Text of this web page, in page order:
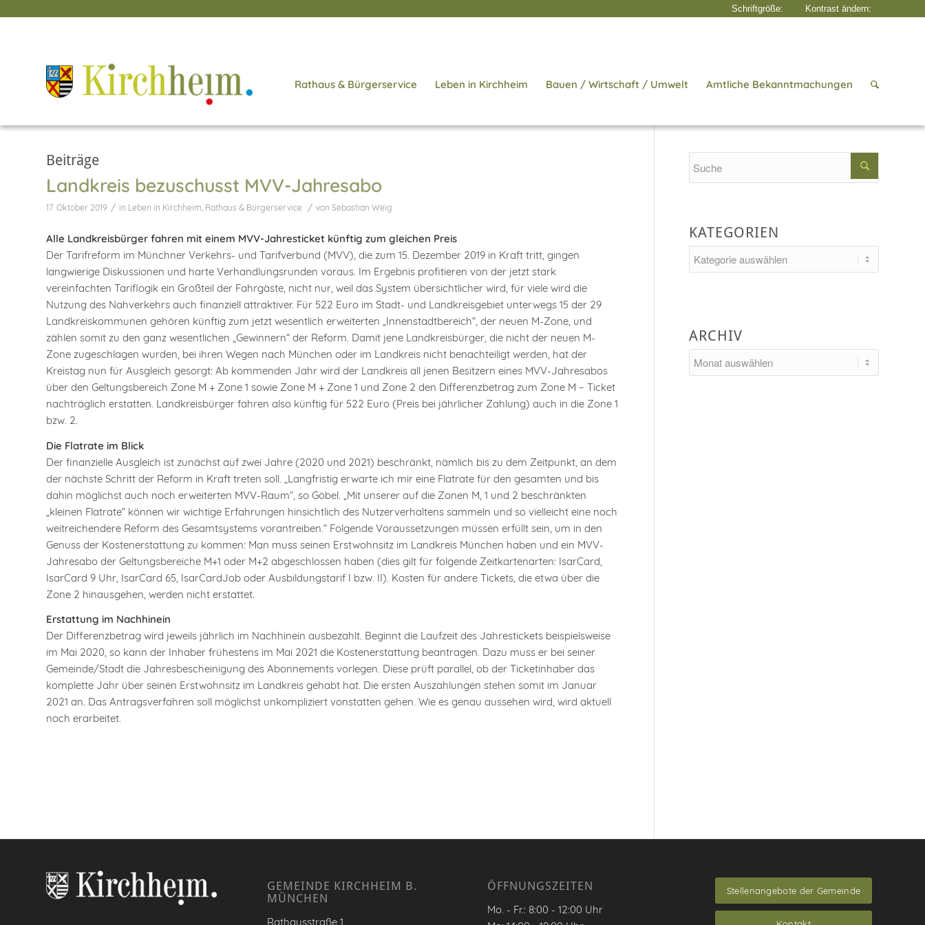
Rathaus & Bürgerservice Leben in Kirchheim Bauen / Wirtschaft / Umwelt Amtliche Bekanntmachungen
Beiträge
Landkreis bezuschusst MVV-Jahresabo
17. Oktober 2019 / in Leben in Kirchheim, Rathaus & Bürgerservice / von Sebastian Weig
Alle Landkreisbürger fahren mit einem MVV-Jahresticket künftig zum gleichen Preis
Der Tarifreform im Münchner Verkehrs- und Tarifverbund (MVV), die zum 15. Dezember 2019 in Kraft tritt, gingen
langwierige Diskussionen und harte Verhandlungsrunden voraus. Im Ergebnis profitieren von der jetzt stark
vereinfachten Tariflogik ein Großteil der Fahrgäste, nicht nur, weil das System übersichtlicher wird, für viele wird die
Nutzung des Nahverkehrs auch finanziell attraktiver. Für 522 Euro im Stadt- und Landkreisgebiet unterwegs 15 der 29
Landkreiskommunen gehören künftig zum jetzt wesentlich erweiterten „Innenstadtbereich“, der neuen M-Zone, und
zählen somit zu den ganz wesentlichen „Gewinnern“ der Reform. Damit jene Landkreisbürger, die nicht der neuen M-
Zone zugeschlagen wurden, bei ihren Wegen nach München oder im Landkreis nicht benachteiligt werden, hat der
Kreistag nun für Ausgleich gesorgt: Ab kommenden Jahr wird der Landkreis all jenen Besitzern eines MVV-Jahresabos
über den Geltungsbereich Zone M + Zone 1 sowie Zone M + Zone 1 und Zone 2 den Differenzbetrag zum Zone M – Ticket
nachträglich erstatten. Landkreisbürger fahren also künftig für 522 Euro (Preis bei jährlicher Zahlung) auch in die Zone 1
bzw. 2.
Die Flatrate im Blick
Der finanzielle Ausgleich ist zunächst auf zwei Jahre (2020 und 2021) beschränkt, nämlich bis zu dem Zeitpunkt, an dem
der nächste Schritt der Reform in Kraft treten soll. „Langfristig erwarte ich mir eine Flatrate für den gesamten und bis
dahin möglichst auch noch erweiterten MVV-Raum“, so Göbel. „Mit unserer auf die Zonen M, 1 und 2 beschränkten
„kleinen Flatrate“ können wir wichtige Erfahrungen hinsichtlich des Nutzerverhaltens sammeln und so vielleicht eine noch
weitreichendere Reform des Gesamtsystems vorantreiben.“ Folgende Voraussetzungen müssen erfüllt sein, um in den
Genuss der Kostenerstattung zu kommen: Man muss seinen Erstwohnsitz im Landkreis München haben und ein MVV-
Jahresabo der Geltungsbereiche M+1 oder M+2 abgeschlossen haben (dies gilt für folgende Zeitkartenarten: IsarCard,
IsarCard 9 Uhr, IsarCard 65, IsarCardJob oder Ausbildungstarif I bzw. II). Kosten für andere Tickets, die etwa über die
Zone 2 hinausgehen, werden nicht erstattet.
Erstattung im Nachhinein
Der Differenzbetrag wird jeweils jährlich im Nachhinein ausbezahlt. Beginnt die Laufzeit des Jahrestickets beispielsweise
im Mai 2020, so kann der Inhaber frühestens im Mai 2021 die Kostenerstattung beantragen. Dazu muss er bei seiner
Gemeinde/Stadt die Jahresbescheinigung des Abonnements vorlegen. Diese prüft parallel, ob der Ticketinhaber das
komplette Jahr über seinen Erstwohnsitz im Landkreis gehabt hat. Die ersten Auszahlungen stehen somit im Januar
2021 an. Das Antragsverfahren soll möglichst unkompliziert vonstatten gehen. Wie es genau aussehen wird, wird aktuell
noch erarbeitet.
KATEGORIEN
ARCHIV
GEMEINDE KIRCHHEIM B.
MÜNCHEN
Rathausstraße 1
ÖFFNUNGSZEITEN
Mo. - Fr.: 8:00 - 12:00 Uhr
Stellenangebote der Gemeinde